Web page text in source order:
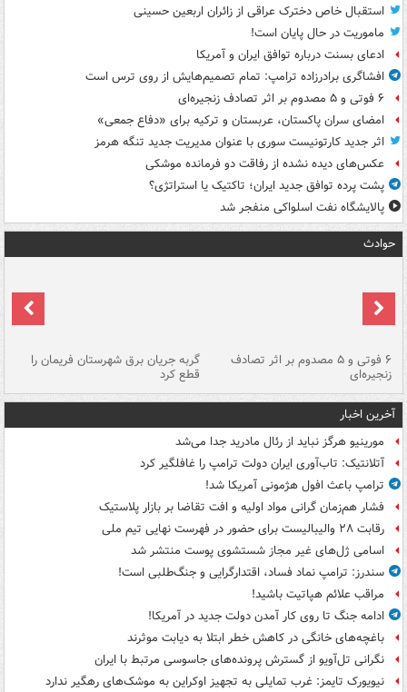
استقبال خاص دخترک عراقی از زائران اربعین حسینی
ماموریت در حال پایان است!
ادعای بسنت درباره توافق ایران و آمریکا
افشاگری برادرزاده ترامپ: تمام تصمیم‌هایش از روی ترس است
۶ فوتی و ۵ مصدوم بر اثر تصادف زنجیره‌ای
امضای سران پاکستان، عربستان و ترکیه برای «دفاع جمعی»
اثر جدید کارتونیست سوری با عنوان مدیریت جدید تنگه هرمز
عکس‌های دیده نشده از رفاقت دو فرمانده‌ موشکی
پشت پرده توافق جدید ایران؛ تاکتیک یا استراتژی؟
پالایشگاه نفت اسلواکی منفجر شد
حوادث
۶ فوتی و ۵ مصدوم بر اثر تصادف
زنجیره‌ای
گربه جریان برق شهرستان فریمان را
قطع کرد
آخرین اخبار
مورینیو هرگز نباید از رئال مادرید جدا می‌شد
آتلانتیک: تاب‌آوری ایران دولت ترامپ را غافلگیر کرد
ترامپ باعث افول هژمونی آمریکا شد!
فشار هم‌زمان گرانی مواد اولیه و افت تقاضا بر بازار پلاستیک
رقابت ۲۸ والیبالیست برای حضور در فهرست نهایی تیم ملی
اسامی ژل‌های غیر مجاز شستشوی پوست منتشر شد
سندرز: ترامپ نماد فساد، اقتدارگرایی و جنگ‌طلبی است!
مراقب علائم هپاتیت باشید!
ادامه جنگ تا روی کار آمدن دولت جدید در آمریکا!
باغچه‌های خانگی در کاهش خطر ابتلا به دیابت موثرند
نگرانی تل‌آویو از گسترش پرونده‌های جاسوسی مرتبط با ایران
نیویورک تایمز: غرب تمایلی به تجهیز اوکراین به موشک‌های رهگیر ندارد